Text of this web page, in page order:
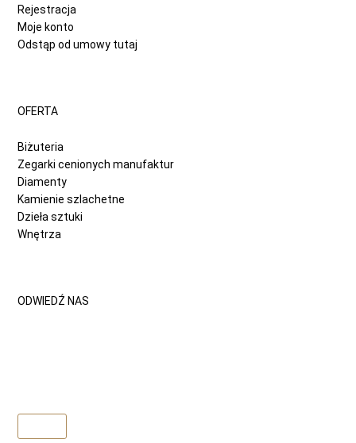
Rejestracja
Moje konto
Odstąp od umowy tutaj
OFERTA
Biżuteria
Zegarki cenionych manufaktur
Diamenty
Kamienie szlachetne
Dzieła sztuki
Wnętrza
ODWIEDŹ NAS